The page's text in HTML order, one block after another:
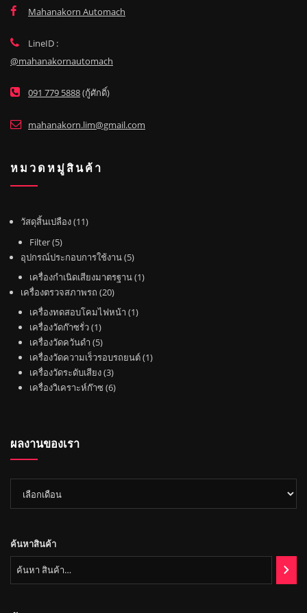
Mahanakorn Automach
LineID :
@mahanakornautomach
091 779 5888(กู้ศักดิ์)
mahanakorn.lim@gmail.com
หมวดหมู่สินค้า
วัสดุสิ้นเปลือง 111
ค้
า
Filter 55
สิ
อุปกรณ์ประกอบการใช้งาน 55
า
เครื่องกำเนิดเสียงมาตรฐาน 11
เครื่องตรวจสภาพรถ 202
า
เครื่องทดสอบโคมไฟหน้า 11
ค้
เครื่องวัดก๊าซรั่ว 11
สิ
น
ค้
า
เครื่องวัดควันดำ 55
สิ
น
ค้
เครื่องวัดความเร็วรอบรถยนต์ 11
เครื่องวัดระดับเสียง 33
สิ
เครื่องวิเคราะห์ก๊าซ 66
ผลงานของเรา
งาน
ค้นหาสินค้า